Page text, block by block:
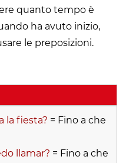
quanto tempo è
ha avuto inizio,
le preposizioni.
la fiesta? = Fino a che
llamar? = Fino a che